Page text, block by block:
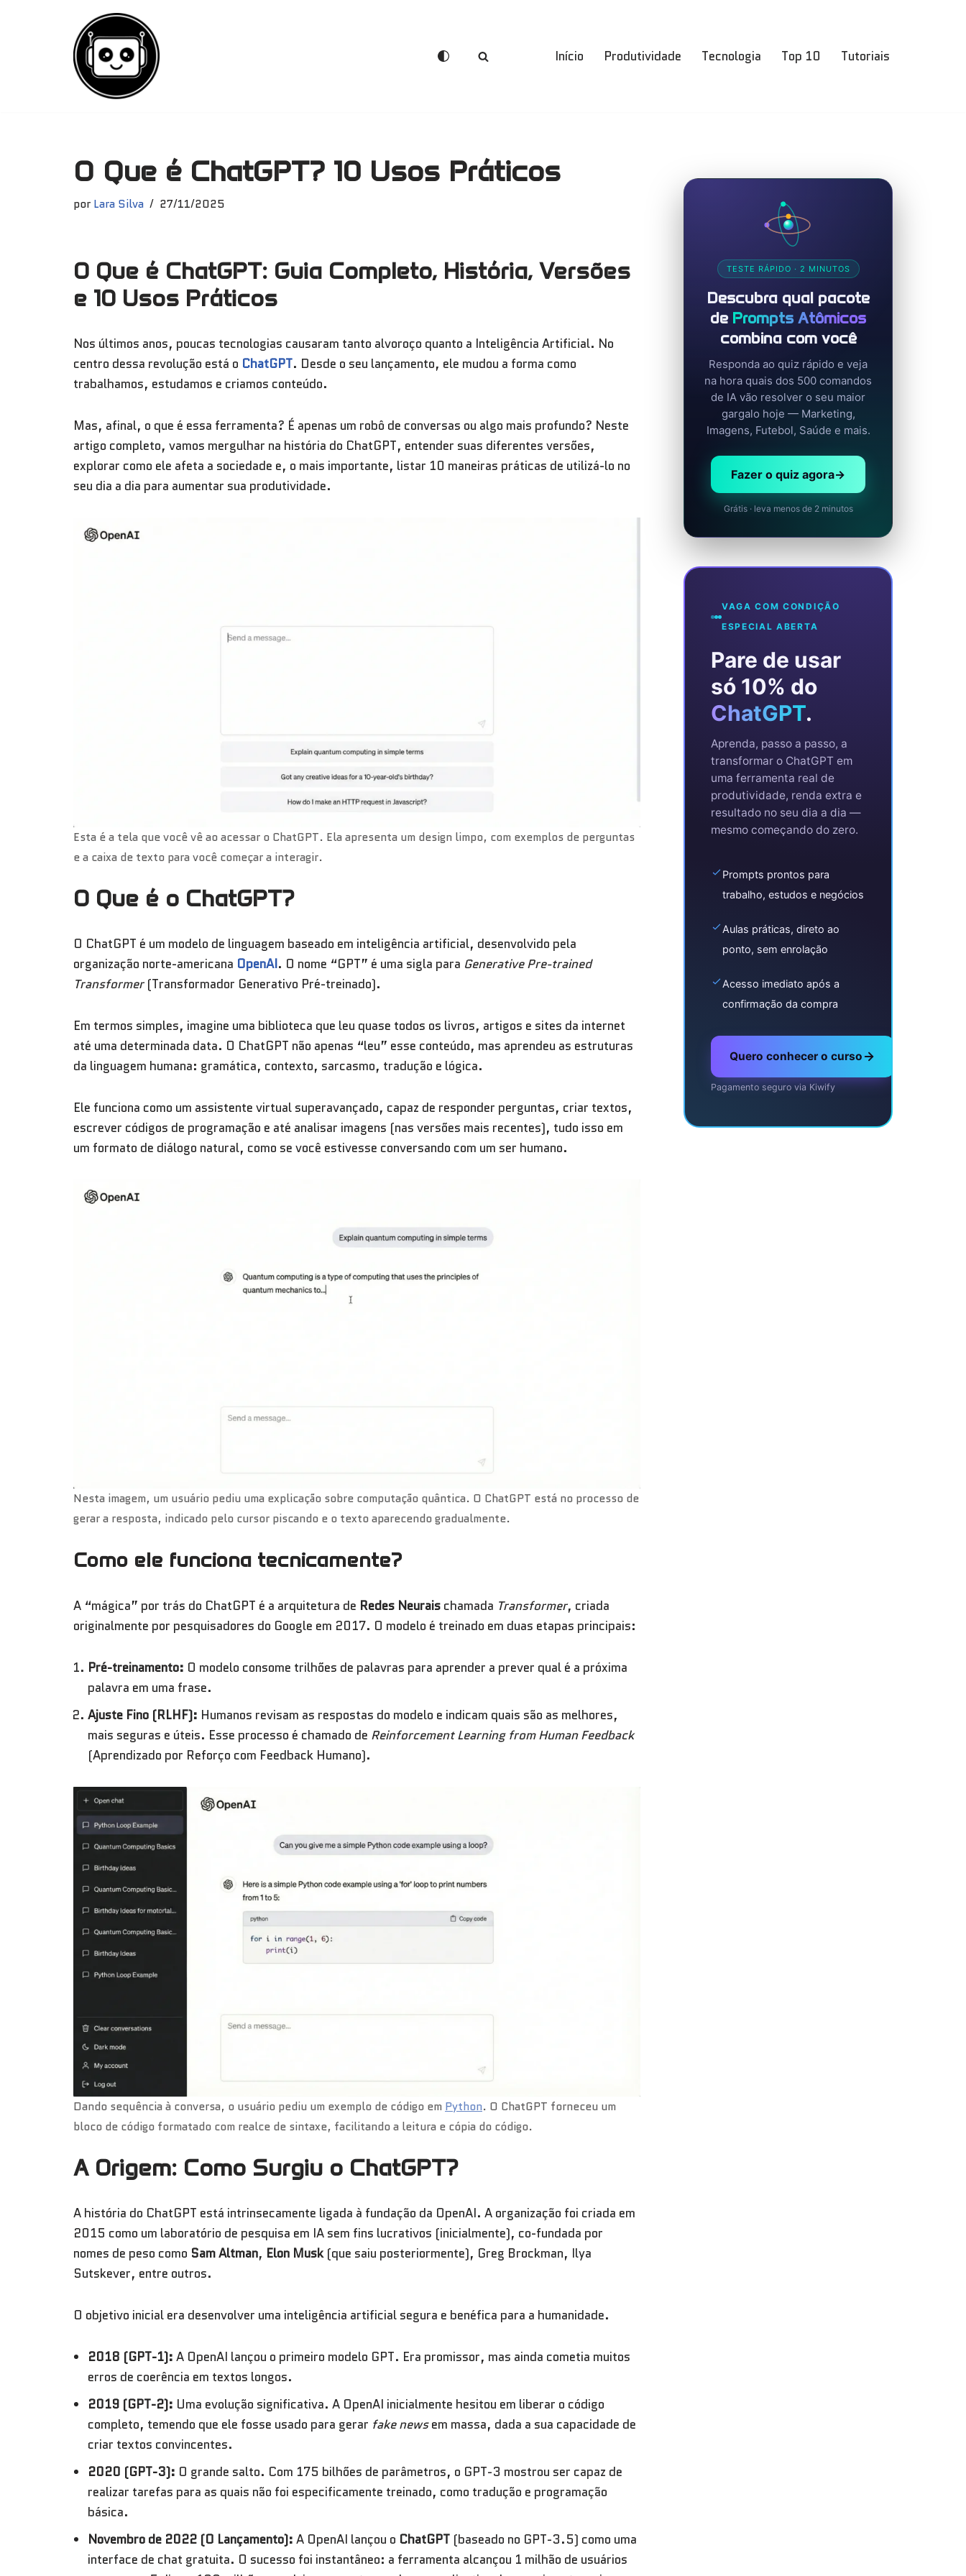
Início Produtividade Tecnologia Top 10 Tutoriais
O Que é ChatGPT? 10 Usos Práticos
por Lara Silva 27/11/2025
O Que é ChatGPT: Guia Completo, História, Versões
e 10 Usos Práticos
Nos últimos anos, poucas tecnologias causaram tanto alvoroço quanto a Inteligência Artificial. No
centro dessa revolução está o ChatGPT. Desde o seu lançamento, ele mudou a forma como
trabalhamos, estudamos e criamos conteúdo.
Mas, afinal, o que é essa ferramenta? É apenas um robô de conversas ou algo mais profundo? Neste
artigo completo, vamos mergulhar na história do ChatGPT, entender suas diferentes versões,
explorar como ele afeta a sociedade e, o mais importante, listar 10 maneiras práticas de utilizá-lo no
seu dia a dia para aumentar sua produtividade.
Esta é a tela que você vê ao acessar o ChatGPT. Ela apresenta um design limpo, com exemplos de perguntas
e a caixa de texto para você começar a interagir.
O Que é o ChatGPT?
O ChatGPT é um modelo de linguagem baseado em inteligência artificial, desenvolvido pela
organização norte-americana OpenAI. O nome “GPT” é uma sigla para Generative Pre-trained
Transformer(Transformador Generativo Pré-treinado).
Em termos simples, imagine uma biblioteca que leu quase todos os livros, artigos e sites da internet
até uma determinada data. O ChatGPT não apenas “leu” esse conteúdo, mas aprendeu as estruturas
da linguagem humana: gramática, contexto, sarcasmo, tradução e lógica.
Ele funciona como um assistente virtual superavançado, capaz de responder perguntas, criar textos,
escrever códigos de programação e até analisar imagens (nas versões mais recentes), tudo isso em
um formato de diálogo natural, como se você estivesse conversando com um ser humano.
Nesta imagem, um usuário pediu uma explicação sobre computação quântica. O ChatGPT está no processo de
gerar a resposta, indicado pelo cursor piscando e o texto aparecendo gradualmente.
Como ele funciona tecnicamente?
A “mágica” por trás do ChatGPT é a arquitetura de Redes Neurais chamada Transformer, criada
originalmente por pesquisadores do Google em 2017. O modelo é treinado em duas etapas principais:
Pré-treinamento: O modelo consome trilhões de palavras para aprender a prever qual é a próxima
palavra em uma frase.
Ajuste Fino (RLHF): Humanos revisam as respostas do modelo e indicam quais são as melhores,
mais seguras e úteis. Esse processo é chamado de Reinforcement Learning from Human Feedback
(Aprendizado por Reforço com Feedback Humano).
Dando sequência à conversa, o usuário pediu um exemplo de código em Python. O ChatGPT forneceu um
bloco de código formatado com realce de sintaxe, facilitando a leitura e cópia do código.
A Origem: Como Surgiu o ChatGPT?
A história do ChatGPT está intrinsecamente ligada à fundação da OpenAI. A organização foi criada em
2015 como um laboratório de pesquisa em IA sem fins lucrativos (inicialmente), co-fundada por
nomes de peso como Sam Altman, Elon Musk(que saiu posteriormente), Greg Brockman, Ilya
Sutskever, entre outros.
O objetivo inicial era desenvolver uma inteligência artificial segura e benéfica para a humanidade.
2018 (GPT-1): A OpenAI lançou o primeiro modelo GPT. Era promissor, mas ainda cometia muitos
erros de coerência em textos longos.
2019 (GPT-2): Uma evolução significativa. A OpenAI inicialmente hesitou em liberar o código
completo, temendo que ele fosse usado para gerar fake newsem massa, dada a sua capacidade de
criar textos convincentes.
2020 (GPT-3): O grande salto. Com 175 bilhões de parâmetros, o GPT-3 mostrou ser capaz de
realizar tarefas para as quais não foi especificamente treinado, como tradução e programação
básica.
Novembro de 2022 (O Lançamento): A OpenAI lançou o ChatGPT (baseado no GPT-3.5) como uma
interface de chat gratuita. O sucesso foi instantâneo: a ferramenta alcançou 1 milhão de usuários
TESTE RÁPIDO · 2 MINUTOS
Descubra qual pacote
de Prompts Atômicos
combina com você
Responda ao quiz rápido e veja
na hora quais dos 500 comandos
de IA vão resolver o seu maior
gargalo hoje — Marketing,
Imagens, Futebol, Saúde e mais.
Fazer o quiz agora→
Grátis · leva menos de 2 minutos
VAGA COM CONDIÇÃO
ESPECIAL ABERTA
Pare de usar
só 10% do
ChatGPT.
Aprenda, passo a passo, a
transformar o ChatGPT em
uma ferramenta real de
produtividade, renda extra e
resultado no seu dia a dia —
mesmo começando do zero.
Prompts prontos para
trabalho, estudos e negócios
Aulas práticas, direto ao
ponto, sem enrolação
Acesso imediato após a
confirmação da compra
Quero conhecer o curso
Pagamento seguro via Kiwify